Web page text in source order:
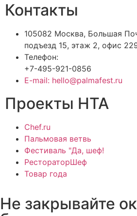
Контакты
105082 Москва, Большая
подъезд 15, этаж 2, офис
Телефон:
+7-495-921-0856
E-mail: hello@palmafest.ru
Проекты НТА
Chef.ru
Пальмовая ветвь
Фестиваль "Да, шеф!
РестораторШеф
Товар года
Не закрывайте